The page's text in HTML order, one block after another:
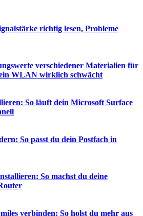
richtig lesen, Probleme
verschiedener Materialien für
WLAN wirklich schwächt
So läuft dein Microsoft Surface
So passt du dein Postfach in
So machst du deine
verbinden: So holst du mehr aus